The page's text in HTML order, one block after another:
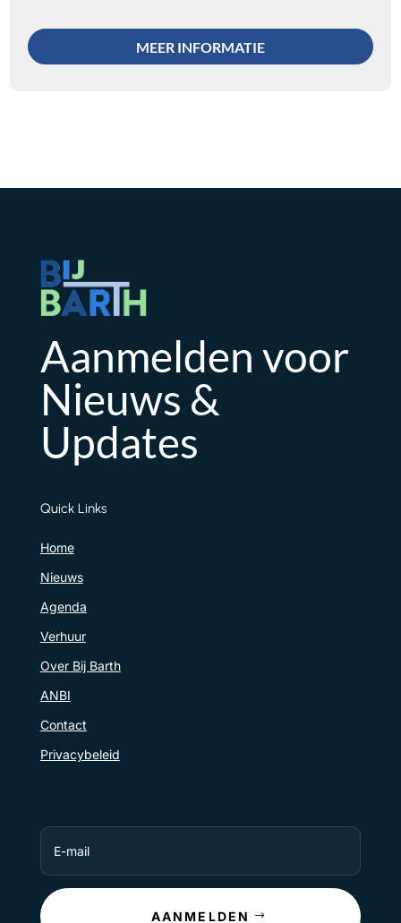
MEER INFORMATIE
Aanmelden voor
Nieuws &
Updates
Quick Links
Home
Nieuws
Agenda
Verhuur
Over Bij Barth
ANBI
Contact
Privacybeleid
AANMELDEN